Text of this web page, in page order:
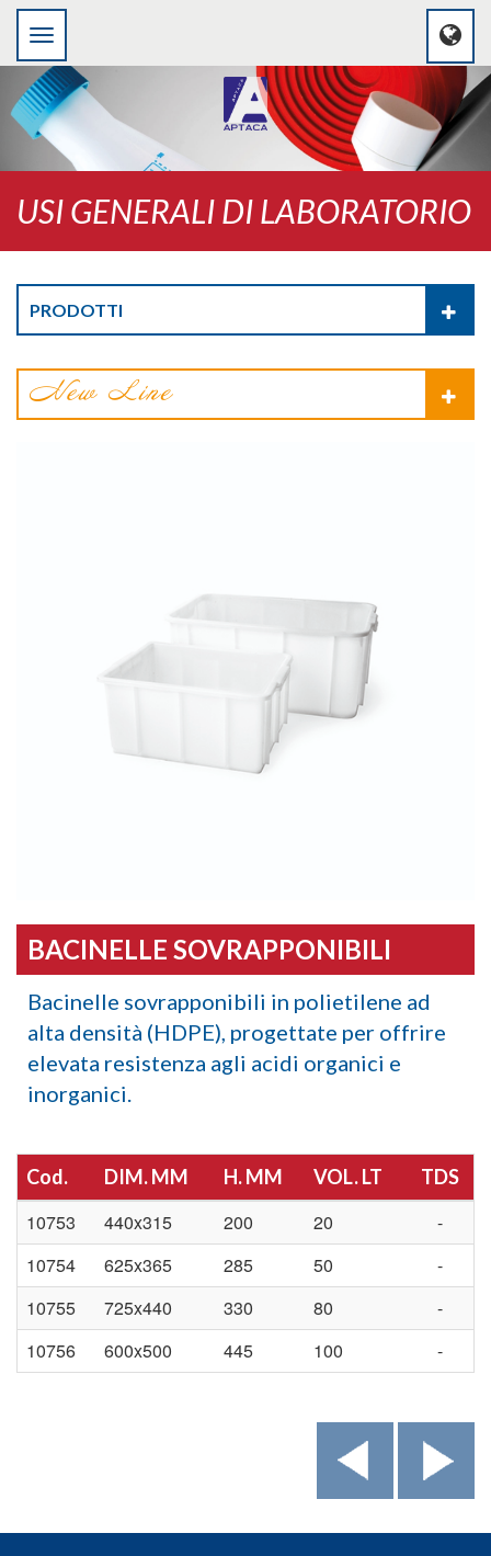
USI GENERALI DI LABORATORIO
PRODOTTI
BACINELLE SOVRAPPONIBILI
Bacinelle sovrapponibili in polietilene ad
alta densità (HDPE), progettate per offrire
elevata resistenza agli acidi organici e
inorganici.
Cod. DIM. MM H. MM VOL. LT TDS
10753 440x315 200 20
-
10754
625x365 285 50
-
10755
725x440 330 80
-
10756
600x500 445 100 -